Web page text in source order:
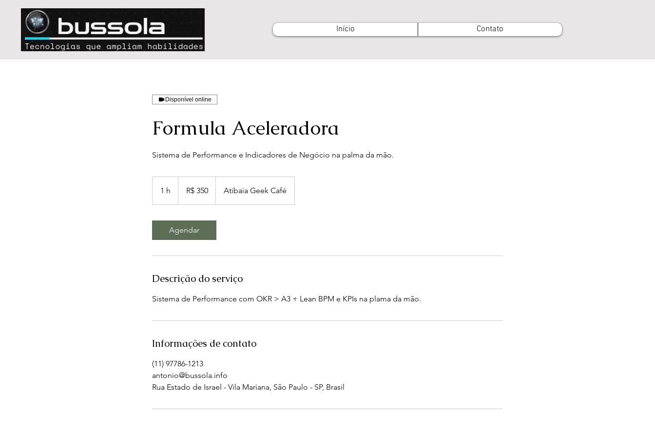
Início Contato
Disponível online
Formula Aceleradora
Sistema de Performance e Indicadores de Negócio na palma da mão.
1 h
brasileiros
R$ 350 Atibaia Geek Café
Agendar
Descrição do serviço
Sistema de Performance com OKR > A3 + Lean BPM e KPIs na plama da mão.
Informações de contato
(11) 97786-1213
antonio@bussola.info
Rua Estado de Israel - Vila Mariana, São Paulo - SP, Brasil